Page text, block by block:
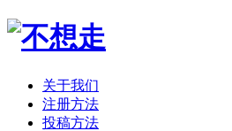
关于我们
注册方法
投稿方法